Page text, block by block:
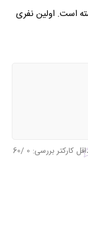
است. اولین نفری
کارکتر بررسی: 0
/60